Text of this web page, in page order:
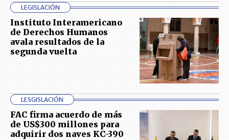
LEGISLACIÓN
Instituto Interamericano
de Derechos Humanos
avala resultados de la
segunda vuelta
LESGISLACIÓN
FAC firma acuerdo de más
de US$300 millones para
adquirir dos naves KC-390